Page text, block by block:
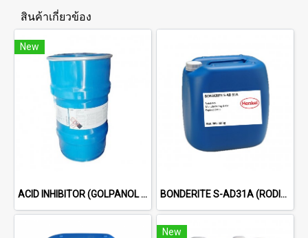
สินค้าเกี่ยวข้อง
New
ACID INHIBITOR (GOLPANOL BOZ 98%) WHITE CRYSTAL POWDER BONDERITE S-AD31A (RODINE 31 A) ACID INHIBITOR
New